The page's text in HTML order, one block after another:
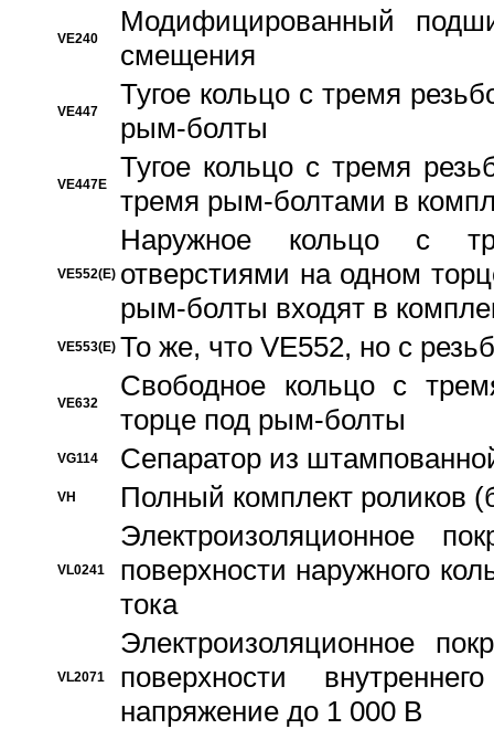
VE240
Модифицированный
смещения
VE447
Тугое кольцо с тремя
рым-болты
VE447E
Тугое кольцо с тремя
тремя рым-болтами в
VE552(E)
Наружное кольцо с
отверстиями на одном
рым-болты входят в
VE553(E) То же, что VE552, но с
VE632
Свободное кольцо с
торце под рым-болты
VG114 Сепаратор из
VH Полный комплект роликов
VL0241
Электроизоляционное
поверхности наружного
тока
VL2071
Электроизоляционное
поверхности
напряжение до 1 000 В